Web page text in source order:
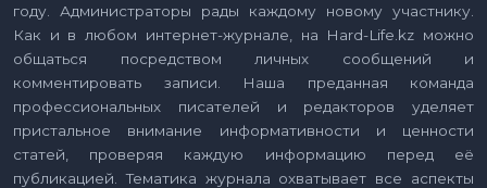
году. Администраторы рады каждому новому участнику.
Как и в любом интернет-журнале, на Hard-Life.kz можно
общаться посредством личных сообщений и
комментировать записи. Наша преданная команда
профессиональных писателей и редакторов уделяет
пристальное внимание информативности и ценности
статей, проверяя каждую информацию перед её
публикацией. Тематика журнала охватывает все аспекты